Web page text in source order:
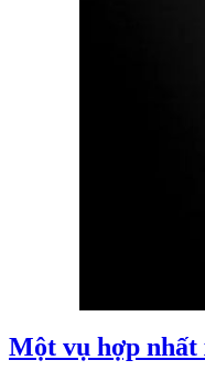
Một vụ hợp nhất